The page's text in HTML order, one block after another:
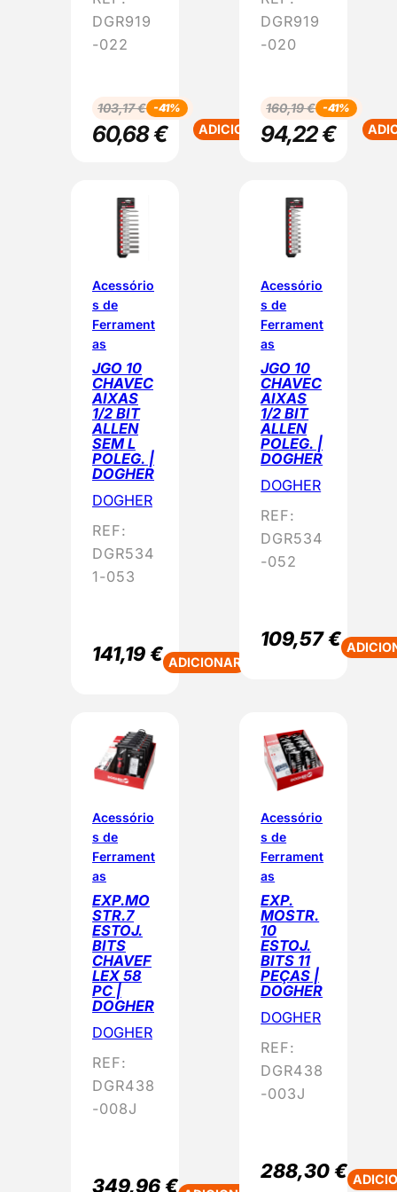
O
DGR919
-022
103,17€ -41%
60,68€ ADICIONAR
O
DGR919
-020
160,19€ -41%
94,22€
Acessório
s de
Ferrament
as
JGO 10
CHAVEC
AIXAS
1/2 BIT
ALLEN
SEM L
POLEG. |
DOGHER
DOGHER
REF:
DGR534
1-053
141,19€ ADICIONAR
Acessório
s de
Ferrament
as
JGO 10
CHAVEC
AIXAS
1/2 BIT
ALLEN
POLEG. |
DOGHER
DOGHER
REF:
DGR534
-052
109,57€
Acessório
s de
Ferrament
as
EXP.MO
STR.7
ESTOJ.
BITS
CHAVEF
LEX 58
PC |
DOGHER
DOGHER
REF:
DGR438
-008J
349,96€
Acessório
s de
Ferrament
as
EXP.
MOSTR.
10
ESTOJ.
BITS 11
PEÇAS |
DOGHER
DOGHER
REF:
DGR438
-003J
288,30€